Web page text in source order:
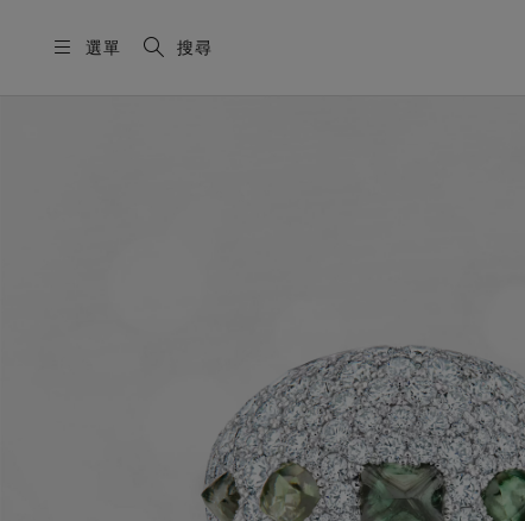
選單 搜尋